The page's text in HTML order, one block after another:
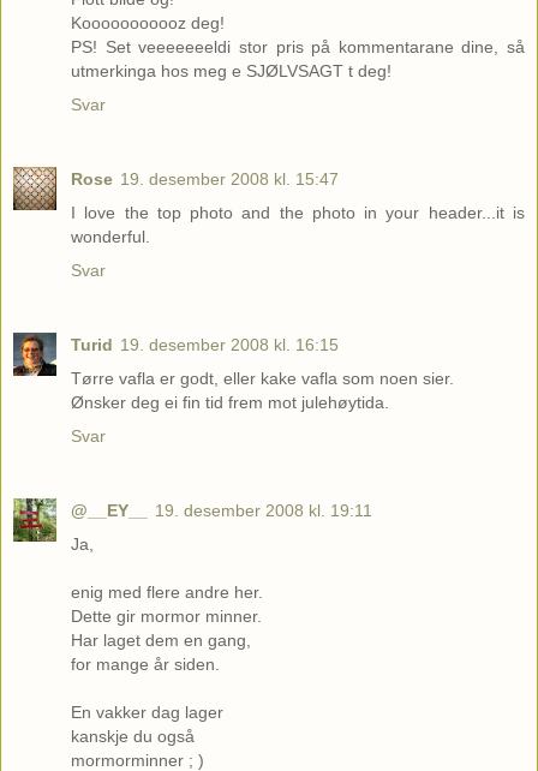
Kooooooooooz deg!
PS! Set veeeeeeeldi stor pris på kommentarane dine, så
utmerkinga hos meg e SJØLVSAGT t deg!
Svar
Rose 19. desember 2008 kl. 15:47
I love the top photo and the photo in your header...it is
wonderful.
Svar
Turid 19. desember 2008 kl. 16:15
Tørre vafla er godt, eller kake vafla som noen sier.
Ønsker deg ei fin tid frem mot julehøytida.
Svar
@__EY__
19. desember 2008 kl. 19:11
Ja,
enig med flere andre her.
Dette gir mormor minner.
Har laget dem en gang,
for mange år siden.
En vakker dag lager
kanskje du også
mormorminner ; )